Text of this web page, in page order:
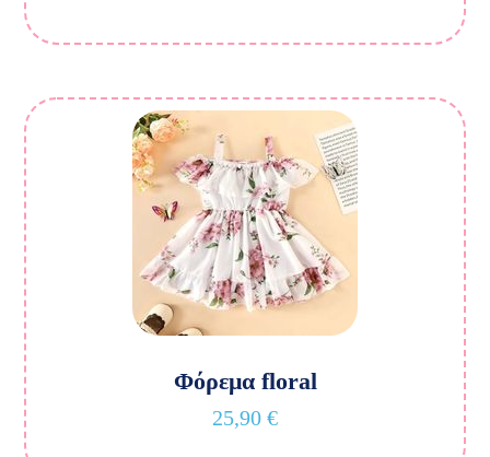
Φόρεμα floral
25,90 €